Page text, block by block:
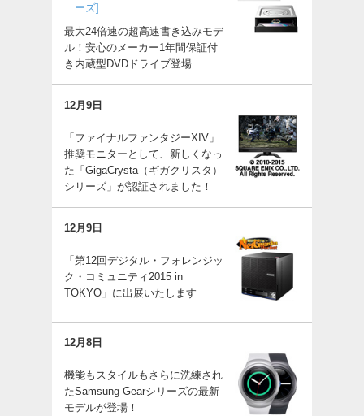
ーズ]
最大24倍速の超高速書き込みモデ
ル！安心のメーカー1年間保証付
き内蔵型DVDドライブ登場
12月9日
「ファイナルファンタジーXIV」
推奨モニターとして、新しくなっ
た「GigaCrysta（ギガクリスタ）
シリーズ」が認証されました！
12月9日
「第12回デジタル・フォレンジッ
ク・コミュニティ2015 in
TOKYO」に出展いたします
12月8日
機能もスタイルもさらに洗練され
たSamsung Gearシリーズの最新
モデルが登場！